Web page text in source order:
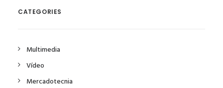
CATEGORIES
Multimedia
Vídeo
Mercadotecnia